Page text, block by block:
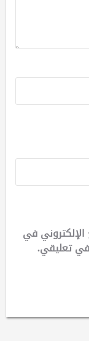
في
في تعليقي.